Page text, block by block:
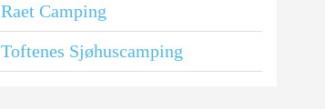
Raet Camping
Toftenes Sjøhuscamping